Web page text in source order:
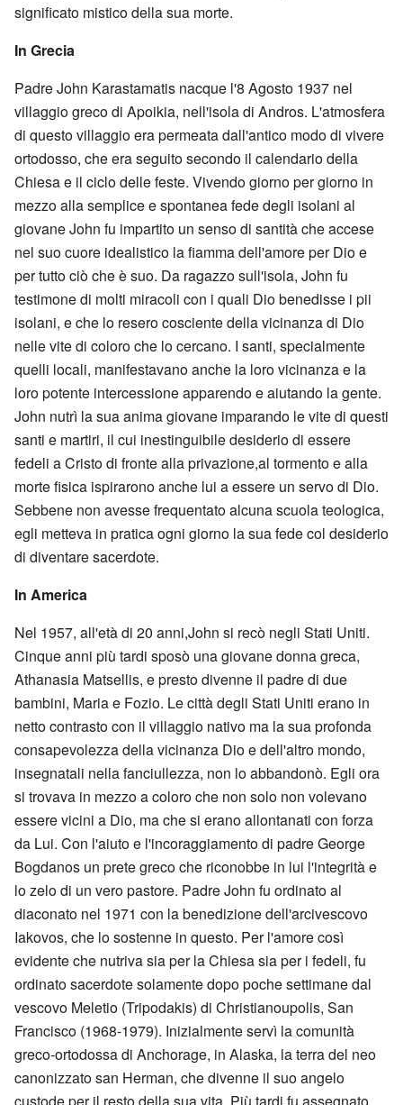
significato mistico della sua morte.
In Grecia
Padre John Karastamatis nacque l'8 Agosto 1937 nel
villaggio greco di Apoikia, nell'isola di Andros. L'atmosfera
di questo villaggio era permeata dall'antico modo di vivere
ortodosso, che era seguito secondo il calendario della
Chiesa e il ciclo delle feste. Vivendo giorno per giorno in
mezzo alla semplice e spontanea fede degli isolani al
giovane John fu impartito un senso di santità che accese
nel suo cuore idealistico la fiamma dell'amore per Dio e
per tutto ciò che è suo. Da ragazzo sull'isola, John fu
testimone di molti miracoli con i quali Dio benedisse i pii
isolani, e che lo resero cosciente della vicinanza di Dio
nelle vite di coloro che lo cercano. I santi, specialmente
quelli locali, manifestavano anche la loro vicinanza e la
loro potente intercessione apparendo e aiutando la gente.
John nutrì la sua anima giovane imparando le vite di questi
santi e martiri, il cui inestinguibile desiderio di essere
fedeli a Cristo di fronte alla privazione,al tormento e alla
morte fisica ispirarono anche lui a essere un servo di Dio.
Sebbene non avesse frequentato alcuna scuola teologica,
egli metteva in pratica ogni giorno la sua fede col desiderio
di diventare sacerdote.
In America
Nel 1957, all'età di 20 anni,John si recò negli Stati Uniti.
Cinque anni più tardi sposò una giovane donna greca,
Athanasia Matsellis, e presto divenne il padre di due
bambini, Maria e Fozio. Le città degli Stati Uniti erano in
netto contrasto con il villaggio nativo ma la sua profonda
consapevolezza della vicinanza Dio e dell'altro mondo,
insegnatali nella fanciullezza, non lo abbandonò. Egli ora
si trovava in mezzo a coloro che non solo non volevano
essere vicini a Dio, ma che si erano allontanati con forza
da Lui. Con l'aiuto e l'incoraggiamento di padre George
Bogdanos un prete greco che riconobbe in lui l'integrità e
lo zelo di un vero pastore. Padre John fu ordinato al
diaconato nel 1971 con la benedizione dell'arcivescovo
Iakovos, che lo sostenne in questo. Per l'amore così
evidente che nutriva sia per la Chiesa sia per i fedeli, fu
ordinato sacerdote solamente dopo poche settimane dal
vescovo Meletio (Tripodakis) di Christianoupolis, San
Francisco (1968-1979). Inizialmente servì la comunità
greco-ortodossa di Anchorage, in Alaska, la terra del neo
canonizzato san Herman, che divenne il suo angelo
custode per il resto della sua vita. Più tardi fu assegnato